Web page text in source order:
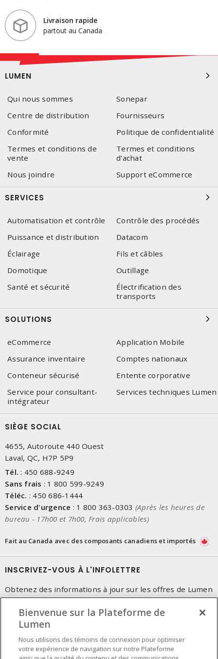
Livraison rapide
partout au Canada
LUMEN
Qui nous sommes
Sonepar
Centre de distribution
Fournisseurs
Conformité
Politique de confidentialité
Termes et conditions de
vente
Termes et conditions
d'achat
Nous joindre
Support eCommerce
SERVICES
Automatisation et contrôle
Contrôle des procédés
Puissance et distribution
Datacom
Éclairage
Fils et câbles
Domotique
Outillage
Santé et sécurité
Électrification des
transports
SOLUTIONS
eCommerce
Application Mobile
Assurance inventaire
Comptes nationaux
Conteneur sécurisé
Entente corporative
Service pour consultant-
intégrateur
Services techniques Lumen
SIÈGE SOCIAL
4655, Autoroute 440 Ouest
Laval, QC, H7P 5P9
Tél. : 450 688-9249
Sans frais : 1 800 599-9249
Téléc. : 450 686-1444
Service d'urgence : 1 800 363-0303 (Après les heures de
bureau - 17h00 et 7h00, Frais applicables)
Fait au Canada avec des composants canadiens et importés
INSCRIVEZ-VOUS À L'INFOLETTRE
Obtenez des informations à jour sur les offres de Lumen
Bienvenue sur la Plateforme de
Lumen
Nous utilisons des témoins de connexion pour optimiser
votre expérience de navigation sur notre Plateforme